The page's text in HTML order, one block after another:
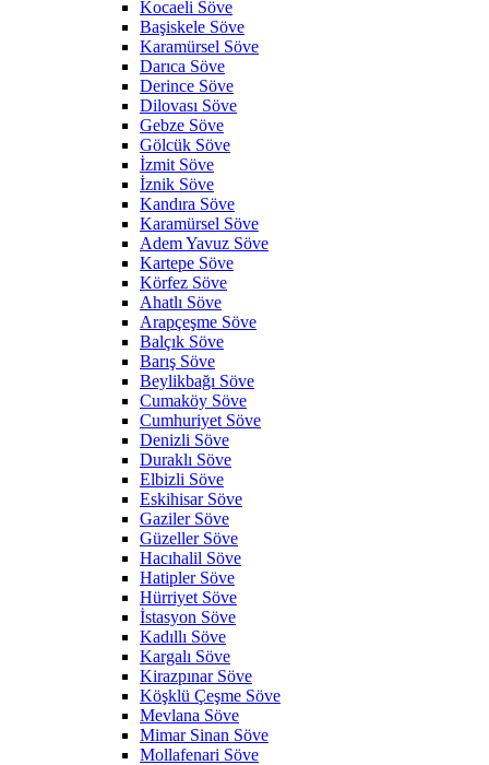
Kocaeli Söve
Başiskele Söve
Karamürsel Söve
Darıca Söve
Derince Söve
Dilovası Söve
Gebze Söve
Gölcük Söve
İzmit Söve
İznik Söve
Kandıra Söve
Karamürsel Söve
Adem Yavuz Söve
Kartepe Söve
Körfez Söve
Ahatlı Söve
Arapçeşme Söve
Balçık Söve
Barış Söve
Beylikbağı Söve
Cumaköy Söve
Cumhuriyet Söve
Denizli Söve
Duraklı Söve
Elbizli Söve
Eskihisar Söve
Gaziler Söve
Güzeller Söve
Hacıhalil Söve
Hatipler Söve
Hürriyet Söve
İstasyon Söve
Kadıllı Söve
Kargalı Söve
Kirazpınar Söve
Köşklü Çeşme Söve
Mevlana Söve
Mimar Sinan Söve
Mollafenari Söve